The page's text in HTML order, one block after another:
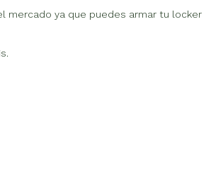
mercado ya que puedes armar tu locker